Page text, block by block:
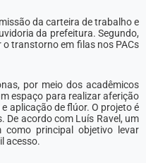
da carteira de trabalho e
da prefeitura. Segundo,
transtorno em filas nos PACs
por meio dos acadêmicos
espaço para realizar aferição
aplicação de flúor. O projeto é
De acordo com Luís Ravel, um
como principal objetivo levar
acesso.